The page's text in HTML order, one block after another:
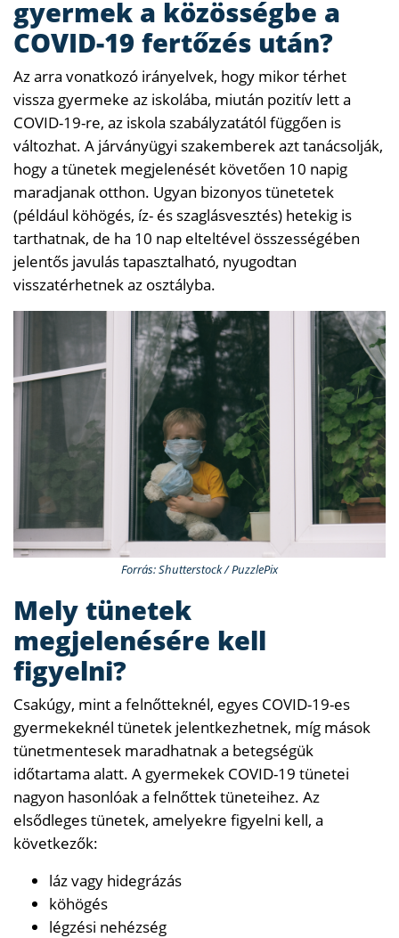
gyermek a közösségbe a
COVID-19 fertőzés után?
Az arra vonatkozó irányelvek, hogy mikor térhet
vissza gyermeke az iskolába, miután pozitív lett a
COVID-19-re, az iskola szabályzatától függően is
változhat. A járványügyi szakemberek azt tanácsolják,
hogy a tünetek megjelenését követően 10 napig
maradjanak otthon. Ugyan bizonyos tünetetek
(például köhögés, íz- és szaglásvesztés) hetekig is
tarthatnak, de ha 10 nap elteltével összességében
jelentős javulás tapasztalható, nyugodtan
visszatérhetnek az osztályba.
Forrás: Shutterstock / PuzzlePix
Mely tünetek
megjelenésére kell
figyelni?
Csakúgy, mint a felnőtteknél, egyes COVID-19-es
gyermekeknél tünetek jelentkezhetnek, míg mások
tünetmentesek maradhatnak a betegségük
időtartama alatt. A gyermekek COVID-19 tünetei
nagyon hasonlóak a felnőttek tüneteihez. Az
elsődleges tünetek, amelyekre figyelni kell, a
következők:
láz vagy hidegrázás
köhögés
légzési nehézség